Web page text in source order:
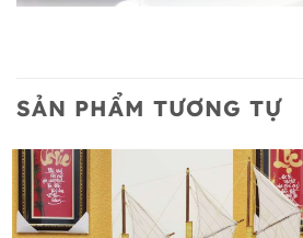
SẢN PHẨM TƯƠNG TỰ